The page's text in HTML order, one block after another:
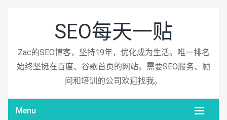
SEO每天一贴
Zac的SEO博客，坚持19年，优化成为生活。唯一排名
始终坚挺在百度、谷歌首页的网站。需要SEO服务、顾
问和培训的公司欢迎找我。
Menu